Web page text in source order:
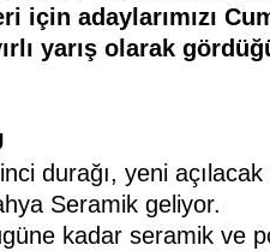
için adaylarımızı
yarış olarak
durağı, yeni
Seramik geliyor.
kadar seramik ve